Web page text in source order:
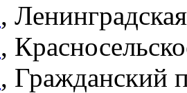
,
,
, Гражданский